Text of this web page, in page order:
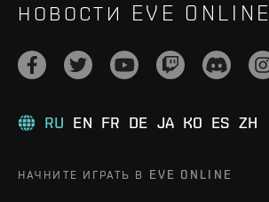
НОВОСТИ EVE ONLINE
RU EN FR DE JA KO ES ZH
НАЧНИТЕ ИГРАТЬ В EVE ONLINE